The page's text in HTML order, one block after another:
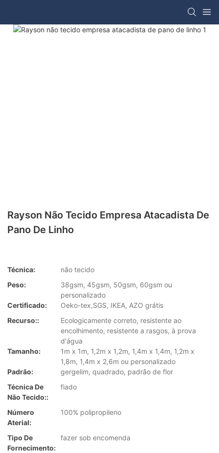
Rayson Não Tecido Empresa Atacadista De
Pano De Linho
Técnica:
não tecido
Peso:
38gsm, 45gsm, 50gsm, 60gsm ou
personalizado
Certificado:
Oeko-tex,SGS, IKEA, AZO grátis
Recurso::
Ecologicamente correto, resistente ao
encolhimento, resistente a rasgos, à prova
d'água
Tamanho:
1m x 1m, 1,2m x 1,2m, 1,4m x 1,4m, 1,2m x
1,8m, 1,4m x 2,6m ou personalizado
Padrão:
gergelim, quadrado, padrão de flor
Técnica De
Não Tecido::
fiado
Número
Aterial:
100% polipropileno
Tipo De
Fornecimento:
fazer sob encomenda